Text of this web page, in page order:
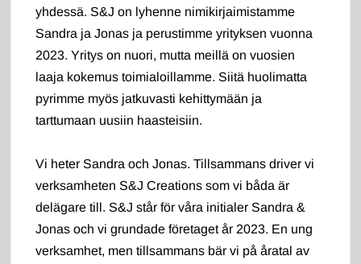
yhdessä. S&J on lyhenne nimikirjaimistamme
Sandra ja Jonas ja perustimme yrityksen vuonna
2023. Yritys on nuori, mutta meillä on vuosien
laaja kokemus toimialoillamme. Siitä huolimatta
pyrimme myös jatkuvasti kehittymään ja
tarttumaan uusiin haasteisiin.
Vi heter Sandra och Jonas. Tillsammans driver vi
verksamheten S&J Creations som vi båda är
delägare till. S&J står för våra initialer Sandra &
Jonas och vi grundade företaget år 2023. En ung
verksamhet, men tillsammans bär vi på åratal av